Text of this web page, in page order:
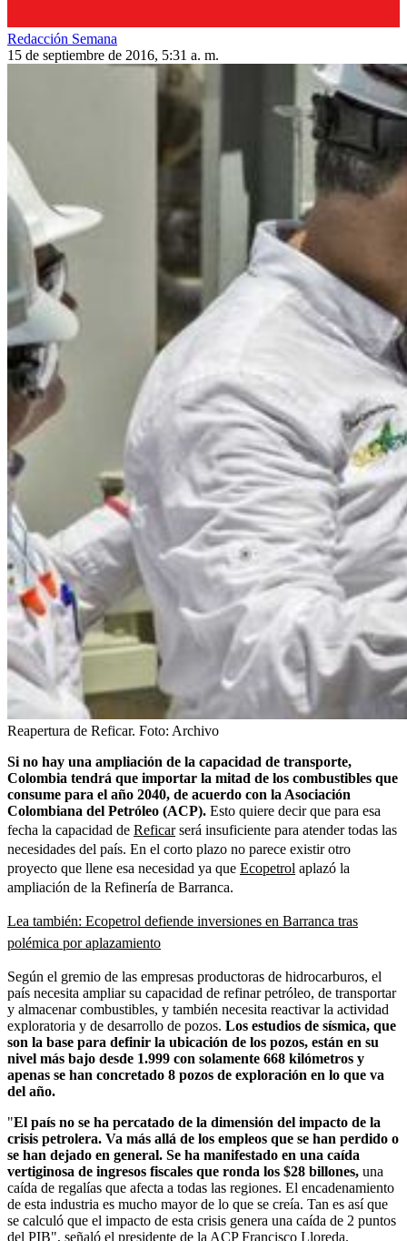
Redacción Semana
15 de septiembre de 2016, 5:31 a. m.
Reapertura de Reficar. Foto: Archivo
Si no hay una ampliación de la capacidad de transporte,
Colombia tendrá que importar la mitad de los combustibles que
consume para el año 2040, de acuerdo con la Asociación
Colombiana del Petróleo (ACP). Esto quiere decir que para esa
fecha la capacidad de Reficarserá insuficiente para atender todas las
necesidades del país. En el corto plazo no parece existir otro
proyecto que llene esa necesidad ya que Ecopetrol aplazó la
ampliación de la Refinería de Barranca.
Lea también: Ecopetrol defiende inversiones en Barranca tras
polémica por aplazamiento
Según el gremio de las empresas productoras de hidrocarburos, el
país necesita ampliar su capacidad de refinar petróleo, de transportar
y almacenar combustibles, y también necesita reactivar la actividad
exploratoria y de desarrollo de pozos. Los estudios de sísmica, que
son la base para definir la ubicación de los pozos, están en su
nivel más bajo desde 1.999 con solamente 668 kilómetros y
apenas se han concretado 8 pozos de exploración en lo que va
del año.
"El país no se ha percatado de la dimensión del impacto de la
crisis petrolera. Va más allá de los empleos que se han perdido o
se han dejado en general. Se ha manifestado en una caída
vertiginosa de ingresos fiscales que ronda los $28 billones, una
caída de regalías que afecta a todas las regiones. El encadenamiento
de esta industria es mucho mayor de lo que se creía. Tan es así que
se calculó que el impacto de esta crisis genera una caída de 2 puntos
del PIB", señaló el presidente de la ACP Francisco Lloreda.